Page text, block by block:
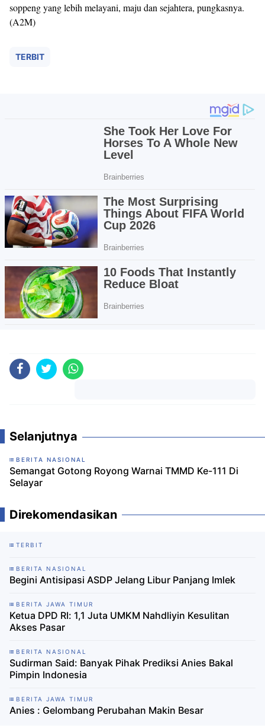
soppeng yang lebih melayani, maju dan sejahtera, pungkasnya.
(A2M)
TERBIT
Selanjutnya
BERITA NASIONAL
Semangat Gotong Royong Warnai TMMD Ke-111 Di
Selayar
Direkomendasikan
TERBIT
BERITA NASIONAL
Begini Antisipasi ASDP Jelang Libur Panjang Imlek
BERITA JAWA TIMUR
Ketua DPD RI: 1,1 Juta UMKM Nahdliyin Kesulitan
Akses Pasar
BERITA NASIONAL
Sudirman Said: Banyak Pihak Prediksi Anies Bakal
Pimpin Indonesia
BERITA JAWA TIMUR
Anies : Gelombang Perubahan Makin Besar